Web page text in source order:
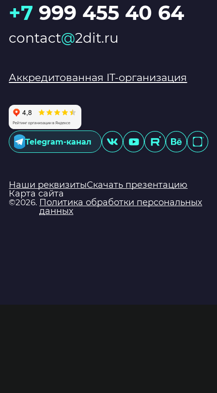
+7 999 455 40 64
contact@2dit.ru
Аккредитованная IT-организация
Telegram-канал
Наши реквизитыСкачать презентацию
Карта сайта
©2026. Политика обработки персональных
данных